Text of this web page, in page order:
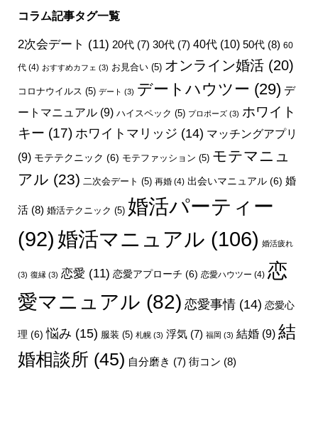
コラム記事タグ一覧
2次会デート (11) 20代(7) 30代(7) 40代(10) 50代(8) 60
代(4) おすすめカフェ (3) お見合い(5) オンライン婚活(20)
コロナウイルス (5) デート (3) デートハウツー (29) デ
ートマニュアル(9) ハイスペック (5) プロポーズ(3) ホワイト
キー (17)ホワイトマリッジ (14) マッチングアプリ
(9) モテテクニック (6) モテファッション (5) モテマニュ
アル (23) 二次会デート (5) 再婚(4) 出会いマニュアル(6) 婚
活(8) 婚活テクニック (5) 婚活パーティー
(92) 婚活マニュアル (106) 婚活疲れ
(3) 復縁(3) 恋愛 (11) 恋愛アプローチ (6) 恋愛ハウツー (4) 恋
愛マニュアル (82) 恋愛事情(14) 恋愛心
理 (6) 悩み (15) 服装 (5) 札幌(3) 浮気(7) 福岡 (3) 結婚(9) 結
婚相談所 (45) 自分磨き (7) 街コン (8)